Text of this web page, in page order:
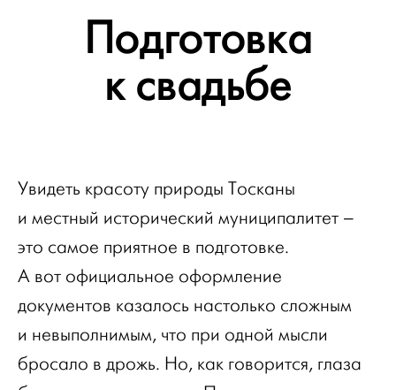
Подготовка
к свадьбе
Увидеть красоту природы Тосканы
и местный исторический муниципалитет –
это самое приятное в подготовке.
А вот официальное оформление
документов казалось настолько сложным
и невыполнимым, что при одной мысли
бросало в дрожь. Но, как говорится, глаза